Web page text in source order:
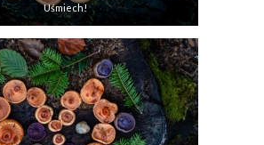
Uśmiech!